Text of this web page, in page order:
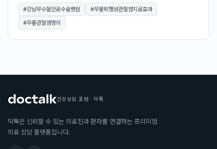
#강남무수혈인공수술병원 #무릎퇴행성관절염치료효과
#무릎관절염명의
건강상담 포럼 · 닥톡
닥톡은 신뢰할 수 있는 의료진과 환자를 연결하는 프리미엄
의료 상담 플랫폼입니다.